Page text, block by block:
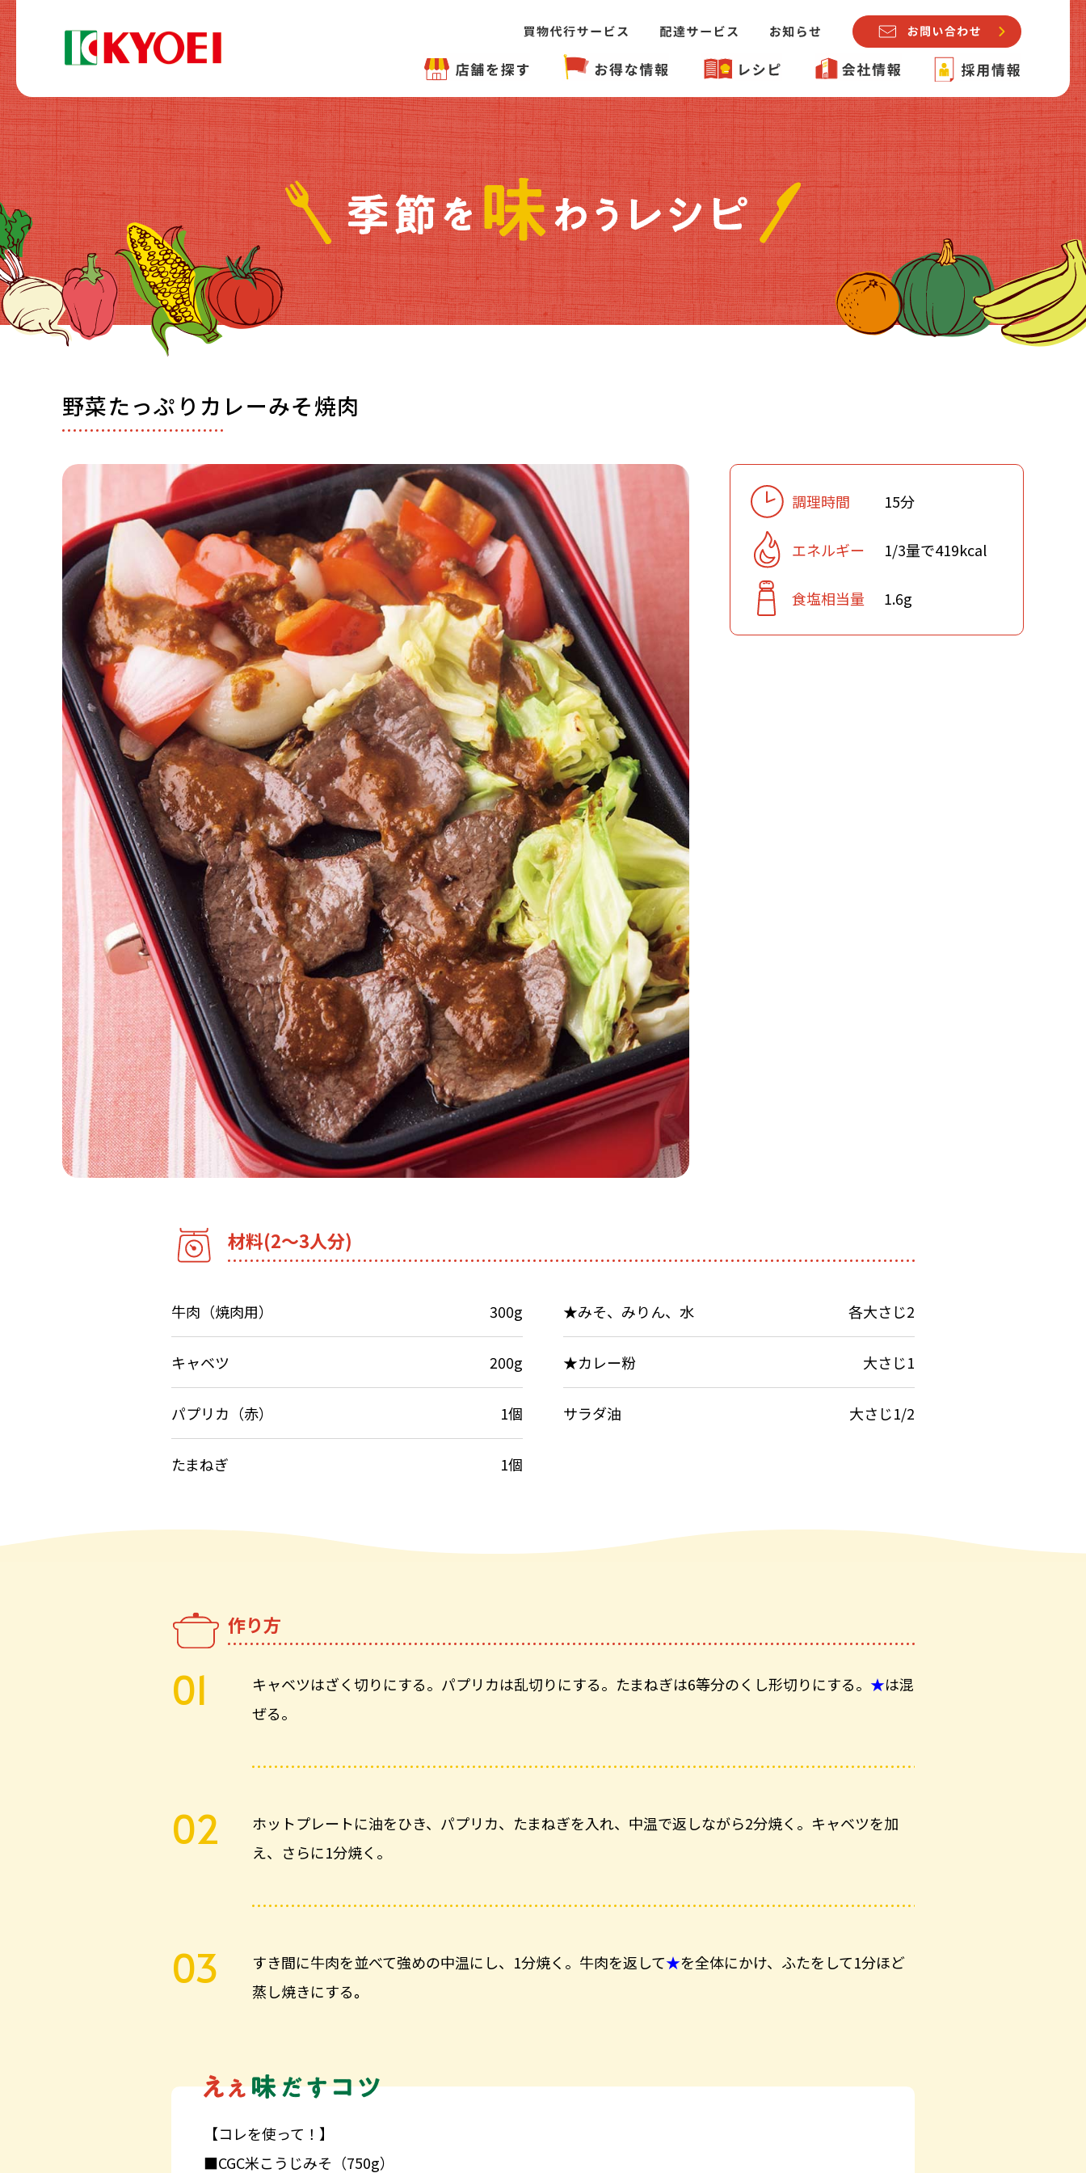
野菜たっぷりカレーみそ焼肉
調理時間 15分
エネルギー 1/3量で419kcal
食塩相当量 1.6g
材料(2～3人分)
牛肉（焼肉用） 300g
キャベツ 200g
パプリカ（赤） 1個
たまねぎ 1個
★みそ、みりん、水 各大さじ2
★カレー粉 大さじ1
サラダ油 大さじ1/2
作り方
キャベツはざく切りにする。パプリカは乱切りにする。たまねぎは6等分のくし形切りにする。 ★は混
ぜる。
ホットプレートに油をひき、パプリカ、たまねぎを入れ、中温で返しながら2分焼く。キャベツを加
え、さらに1分焼く。
すき間に牛肉を並べて強めの中温にし、1分焼く。牛肉を返して★を全体にかけ、ふたをして1分ほど
蒸し焼きにする。
【コレを使って！】
■CGC米こうじみそ（750g）